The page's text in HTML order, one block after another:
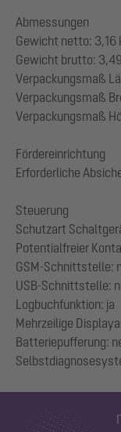
Abmessungen
Gewicht netto: 3,16
Gewicht brutto:
Verpackungsmaß
Verpackungsmaß
Verpackungsmaß
Fördereinrichtung
Erforderliche
Steuerung
Schutzart
Potentialfreier
GSM-Schnittstelle:
USB-Schnittstelle:
Logbuchfunktion: ja
Mehrzeilige
Batteriepufferung: